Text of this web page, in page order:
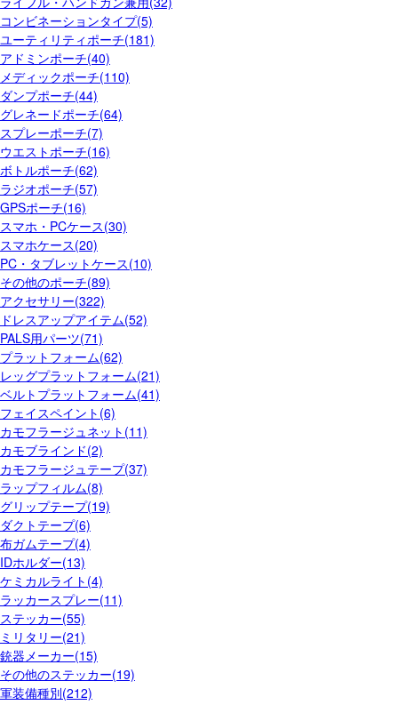
コンビネーションタイプ(5)
ユーティリティポーチ(181)
アドミンポーチ(40)
メディックポーチ(110)
ダンプポーチ(44)
グレネードポーチ(64)
スプレーポーチ(7)
ウエストポーチ(16)
ボトルポーチ(62)
ラジオポーチ(57)
GPSポーチ(16)
スマホ・PCケース(30)
スマホケース(20)
PC・タブレットケース(10)
その他のポーチ(89)
アクセサリー(322)
ドレスアップアイテム(52)
PALS用パーツ(71)
プラットフォーム(62)
レッグプラットフォーム(21)
ベルトプラットフォーム(41)
フェイスペイント(6)
カモフラージュネット(11)
カモブラインド(2)
カモフラージュテープ(37)
ラップフィルム(8)
グリップテープ(19)
ダクトテープ(6)
布ガムテープ(4)
IDホルダー(13)
ケミカルライト(4)
ラッカースプレー(11)
ステッカー(55)
ミリタリー(21)
銃器メーカー(15)
その他のステッカー(19)
軍装備種別(212)